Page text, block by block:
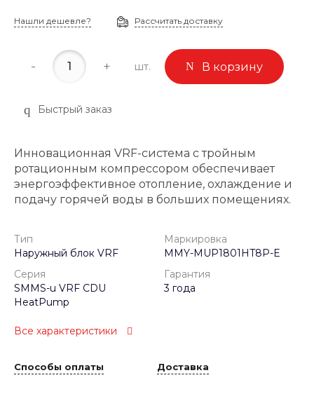
Нашли дешевле? Рассчитать доставку
- + шт. В корзину
Быстрый заказ
Инновационная VRF-система с тройным
ротационным компрессором обеспечивает
энергоэффективное отопление, охлаждение и
подачу горячей воды в больших помещениях.
Тип
Наружный блок VRF
Маркировка
MMY-MUP1801HT8P-E
Серия
SMMS-u VRF CDU
HeatPump
Гарантия
3 года
Все характеристики
Способы оплаты Доставка